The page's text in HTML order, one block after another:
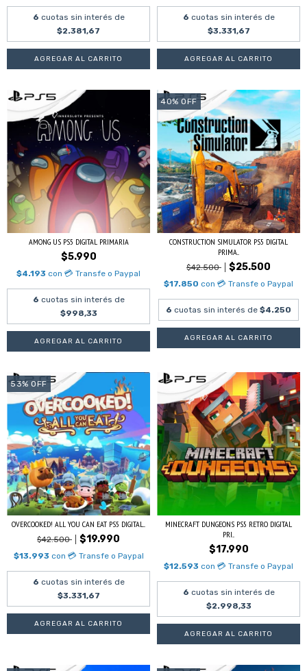
6 cuotas sin interés de
$2.381,67
6 cuotas sin interés de
$3.331,67
AMONG US PS5 DIGITAL PRIMARIA
$5.990
$4.193 con 💳 Transfe o Paypal
6 cuotas sin interés de
$998,33
40% OFF
CONSTRUCTION SIMULATOR PS5 DIGITAL
PRIMA...
$42.500 $25.500
$17.850 con 💳 Transfe o Paypal
6 cuotas sin interés de $4.250
53% OFF
OVERCOOKED! ALL YOU CAN EAT PS5 DIGITAL...
$42.500 $19.990
$13.993 con 💳 Transfe o Paypal
6 cuotas sin interés de
$3.331,67
MINECRAFT DUNGEONS PS5 RETRO DIGITAL
PRI...
$17.990
$12.593 con 💳 Transfe o Paypal
6 cuotas sin interés de
$2.998,33